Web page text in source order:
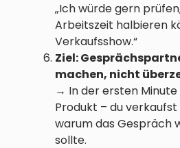
„Ich würde gern
Arbeitszeit halbieren
Verkaufsshow.“
Ziel:
machen, nicht
→ In der ersten
Produkt – du
warum das Gespräch
sollte.